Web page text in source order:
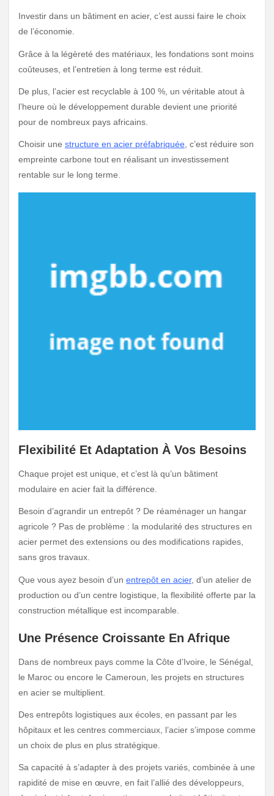
Investir dans un bâtiment en acier, c’est aussi faire le choix
de l’économie.
Grâce à la légèreté des matériaux, les fondations sont moins
coûteuses, et l’entretien à long terme est réduit.
De plus, l’acier est recyclable à 100 %, un véritable atout à
l’heure où le développement durable devient une priorité
pour de nombreux pays africains.
Choisir une structure en acier préfabriquée , c’est réduire son
empreinte carbone tout en réalisant un investissement
rentable sur le long terme.
Flexibilité Et Adaptation À Vos Besoins
Chaque projet est unique, et c’est là qu’un bâtiment
modulaire en acier fait la différence.
Besoin d’agrandir un entrepôt ? De réaménager un hangar
agricole ? Pas de problème : la modularité des structures en
acier permet des extensions ou des modifications rapides,
sans gros travaux.
Que vous ayez besoin d’un entrepôt en acier, d’un atelier de
production ou d’un centre logistique, la flexibilité offerte par la
construction métallique est incomparable.
Une Présence Croissante En Afrique
Dans de nombreux pays comme la Côte d’Ivoire, le Sénégal,
le Maroc ou encore le Cameroun, les projets en structures
en acier se multiplient.
Des entrepôts logistiques aux écoles, en passant par les
hôpitaux et les centres commerciaux, l’acier s’impose comme
un choix de plus en plus stratégique.
Sa capacité à s’adapter à des projets variés, combinée à une
rapidité de mise en œuvre, en fait l’allié des développeurs,